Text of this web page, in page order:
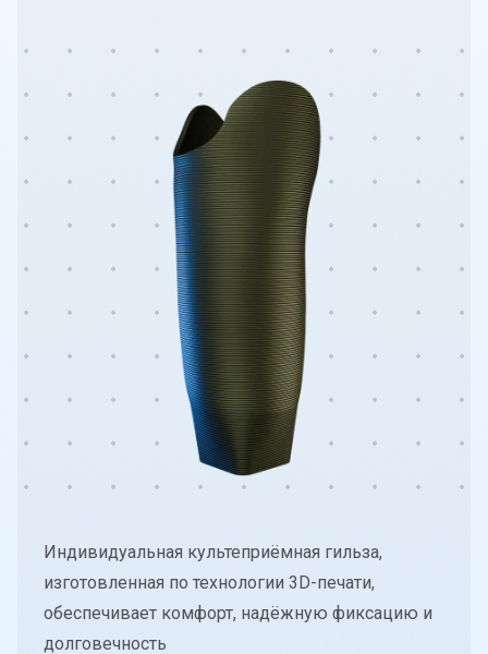
Индивидуальная культеприёмная гильза,
изготовленная по технологии 3D-печати,
обеспечивает комфорт, надёжную фиксацию и
долговечность